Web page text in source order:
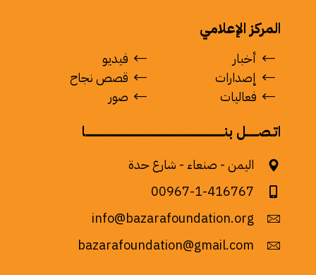
المركز الإعلامي
أخبار
فيديو
إصدارات
قصص نجاح
فعاليات
صور
اتـصـــــل بنـــــــــــــــــــــــــــــــــــــــــــــــــــــــــــــــــا
اليمن - صنعاء - شارع حدة
00967-1-416767
info@bazarafoundation.org
bazarafoundation@gmail.com